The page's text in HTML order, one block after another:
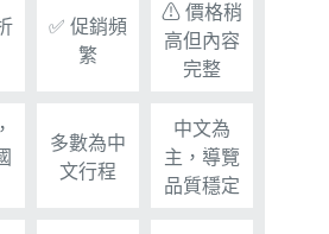
✅ 促銷頻
繁
⚠ 價格稍
高但內容
完整
多數為中
文行程
中文為
主，導覽
品質穩定